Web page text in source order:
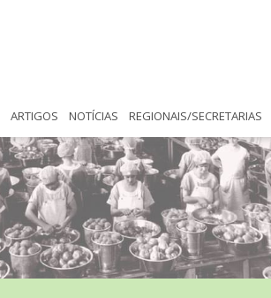
ARTIGOS NOTÍCIAS REGIONAIS/SECRETARIAS